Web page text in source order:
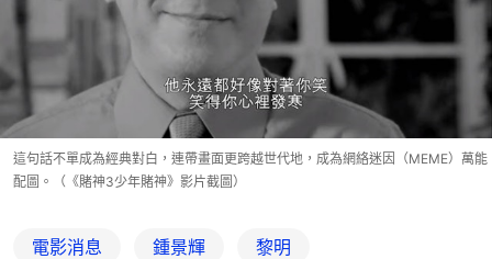
這句話不單成為經典對白，連帶畫面更跨越世代地，成為網絡迷因（MEME）萬能
配圖。（《賭神3少年賭神》影片截圖）
電影消息 鍾景輝 黎明